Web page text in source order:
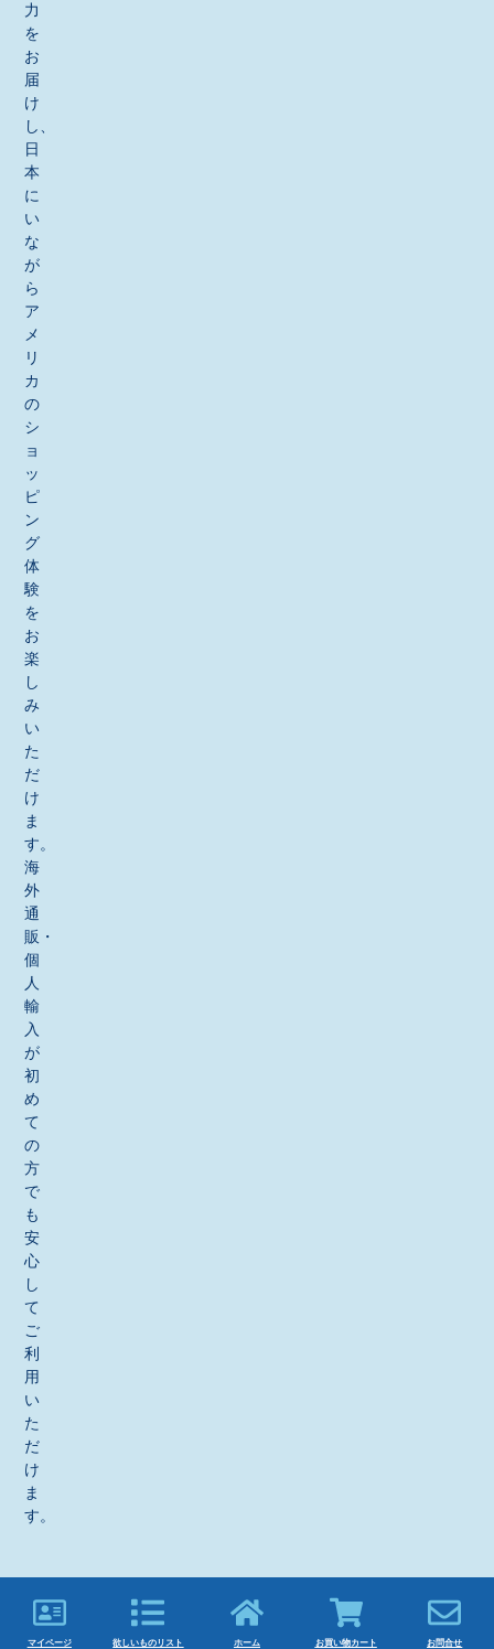
力
を
お
届
け
し、
日
本
に
い
な
が
ら
ア
メ
リ
カ
の
シ
ョ
ッ
ピ
ン
グ
体
験
を
お
楽
し
み
い
た
だ
け
ま
す。
海
外
通
販・
個
人
輸
入
が
初
め
て
の
方
で
も
安
心
し
て
ご
利
用
い
た
だ
け
ま
す。
マイページ 欲しいものリスト ホーム お買い物カート お問合せ